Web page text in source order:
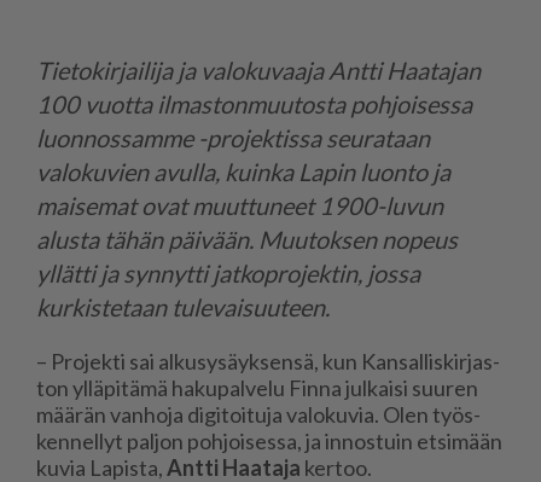
Tietokirjailija ja valokuvaaja Antti Haatajan
100 vuotta ilmastonmuutosta pohjoisessa
luonnossamme -projektissa seurataan
valokuvien avulla, kuinka Lapin luonto ja
maisemat ovat muuttuneet 1900-luvun
alusta tähän päivään. Muutoksen nopeus
yllätti ja synnytti jatkoprojektin, jossa
kurkistetaan tulevaisuuteen.
– Pro­jek­ti sai al­ku­sy­säyk­sen­sä, kun Kan­sal­lis­kir­jas­
ton yl­lä­pi­tä­mä ha­ku­pal­ve­lu Fin­na jul­kai­si suu­ren
mää­rän van­ho­ja di­gi­toi­tu­ja va­lo­ku­via. Olen työs­
ken­nel­lyt pal­jon poh­joi­ses­sa, ja in­nos­tuin et­si­mään
ku­via La­pis­ta,Ant­ti Haa­ta­ja ker­too.